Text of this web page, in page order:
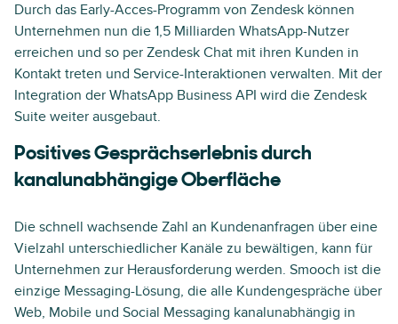
Durch das Early-Acces-Programm von Zendesk können
Unternehmen nun die 1,5 Milliarden WhatsApp-Nutzer
erreichen und so per Zendesk Chat mit ihren Kunden in
Kontakt treten und Service-Interaktionen verwalten. Mit der
Integration der WhatsApp Business API wird die Zendesk
Suite weiter ausgebaut.
Positives Gesprächserlebnis durch
kanalunabhängige Oberfläche
Die schnell wachsende Zahl an Kundenanfragen über eine
Vielzahl unterschiedlicher Kanäle zu bewältigen, kann für
Unternehmen zur Herausforderung werden. Smooch ist die
einzige Messaging-Lösung, die alle Kundengespräche über
Web, Mobile und Social Messaging kanalunabhängig in